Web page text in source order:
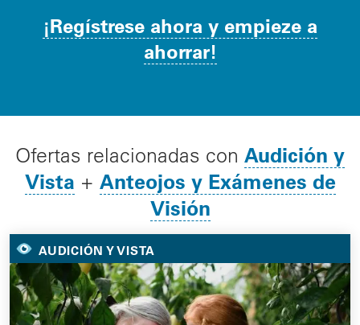
¡Regístrese ahora y empieze a
ahorrar!
Ofertas relacionadas con Audición y
Vista + Anteojos y Exámenes de
Visión
AUDICIÓN Y VISTA